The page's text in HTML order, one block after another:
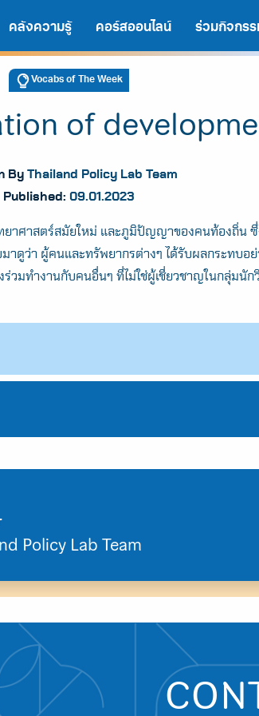
คลังความรู้ คอร์สออนไลน์ ร่วมกิจกรร
Vocabs of The Week
of
By Thailand Policy Lab Team
Published: 09.01.2023
ยาศาสตร์สมัยใหม่ และภูมิปัญญาของคนท้องถิ่น
าดูว่า ผู้คนและทรัพยากรต่างๆ ได้รับผลกระทบอย่
วมทำงานกับคนอื่นๆ ที่ไม่ใช่ผู้เชี่ยวชาญในกลุ่มนักวิ
Policy Lab Team